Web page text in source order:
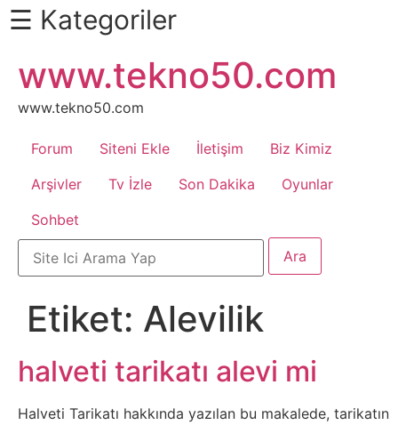
Daha
Fazlası
İçin
Kaydır
Android
Apk
Arabalar
Bankacılık
İşlemleri
Belgesel
☰ Kategoriler
atla
www.tekno50.com
www.tekno50.com
Forum Siteni Ekle İletişim
Biz Kimiz
Arşivler
Tv İzle Son Dakika
Oyunlar
Sohbet
Etiket: Alevilik
halveti tarikatı alevi mi
Halveti Tarikatı hakkında yazılan bu makalede, tarikatın